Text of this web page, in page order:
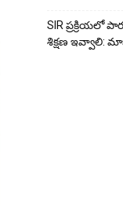
SIR ప్రక్రియలో
శిక్షణ ఇవ్వాలి: